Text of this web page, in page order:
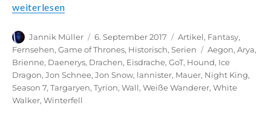
„Jannik schaut Game of Thrones – Staffel 7 (Teil 2 von
weiterlesen
Autor
Jannik Müller
Veröffentlicht
am
6. September 2017 Kategorien
Artikel, Fantasy,
Fernsehen,Game of Thrones, Historisch,Serien Schlagwörter
Aegon,Arya,
Brienne, Daenerys, Drachen, Eisdrache,GoT, Hound, Ice
Dragon,Jon Schnee,Jon Snow, lannister, Mauer, Night King,
Season 7,Targaryen,Tyrion,Wall,Weiße Wanderer,White
Walker,Winterfell